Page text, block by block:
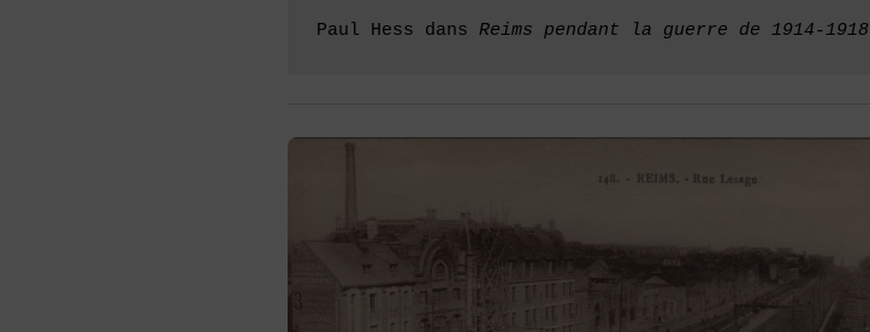
Paul Hess dans Reims pendant la guerre de 1914-1918